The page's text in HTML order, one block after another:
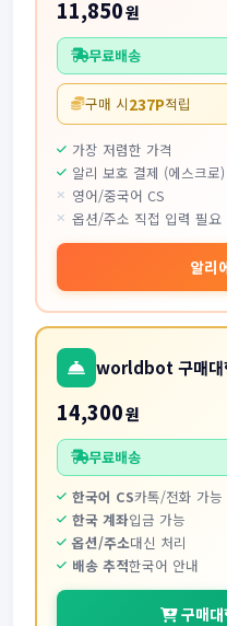
11,850원
무료배송
구매 시237P적립
가장 저렴한 가격
알리 보호 결제 (에스크로)
영어/중국어 CS
옵션/주소 직접 입력 필요
알리
worldbot 구매대
14,300원
무료배송
한국어 CS카톡/전화 가능
한국 계좌입금 가능
옵션/주소대신 처리
배송 추적한국어 안내
구매대